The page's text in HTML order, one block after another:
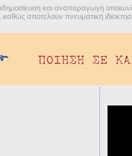
και αναπαραγωγή
καθώς αποτελούν πνευματική